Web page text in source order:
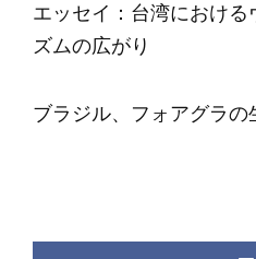
エッセイ：台湾におけ
ズムの広がり
ブラジル、フォアグラ